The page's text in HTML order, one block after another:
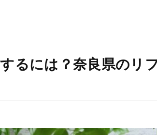
るには？奈良県のリ